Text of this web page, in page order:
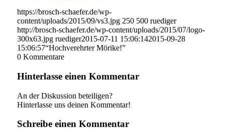
https://brosch-schaefer.de/wp-
content/uploads/2015/09/vs3.jpg 250 500 ruediger
http://brosch-schaefer.de/wp-content/uploads/2015/07/logo-
300x63.jpg ruediger2015-07-11 15:06:142015-09-28
15:06:57“Hochverehrter Mörike!”
0 Kommentare
Hinterlasse einen Kommentar
An der Diskussion beteiligen?
Hinterlasse uns deinen Kommentar!
Schreibe einen Kommentar